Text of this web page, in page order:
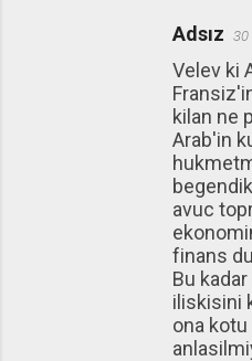
Adsız 30
Velev ki
kilan ne
Arab'in
avuc
finans
Bu
iliskisini
ona